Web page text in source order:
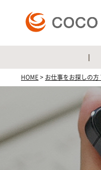
HOME > お仕事をお探しの方